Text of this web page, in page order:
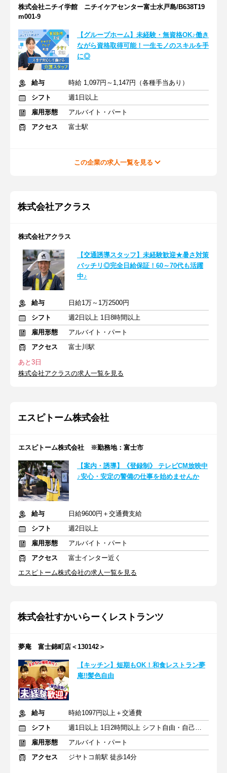
株式会社ニチイ学館 ニチイケアセンター富士水戸島/B638T19
m001-9
【グループホーム】未経験・無資格OK♪働き
ながら資格取得可能！一生モノのスキルを手
に◎
給与
時給 1,097円～1,147円（各種手当あり）
シフト
週1日以上
雇用形態
アルバイト・パート
アクセス
富士駅
この企業の求人一覧を見る
株式会社アクラス
株式会社アクラス
【交通誘導スタッフ】未経験歓迎★暑さ対策
バッチリ◎完全日給保証！60～70代も活躍
中♪
給与
日給1万～1万2500円
シフト
週2日以上 1日8時間以上
雇用形態
アルバイト・パート
アクセス
富士川駅
あと3日
株式会社アクラスの求人一覧を見る
エスピトーム株式会社
エスピトーム株式会社 ※勤務地：富士市
【案内・誘導】《登録制》 テレビCM放映中
♪安心・安定の警備の仕事を始めませんか
給与
日給9600円＋交通費支給
シフト
週2日以上
雇用形態
アルバイト・パート
アクセス
富士インター近く
エスピトーム株式会社の求人一覧を見る
株式会社すかいらーくレストランツ
夢庵 富士錦町店＜130142＞
【キッチン】短期もOK！和食レストラン夢
庵!!髪色自由
給与
時給1097円以上＋交通費
シフト
週1日以上 1日2時間以上 シフト自由・自己申告
雇用形態
アルバイト・パート
アクセス
ジヤトコ前駅 徒歩14分